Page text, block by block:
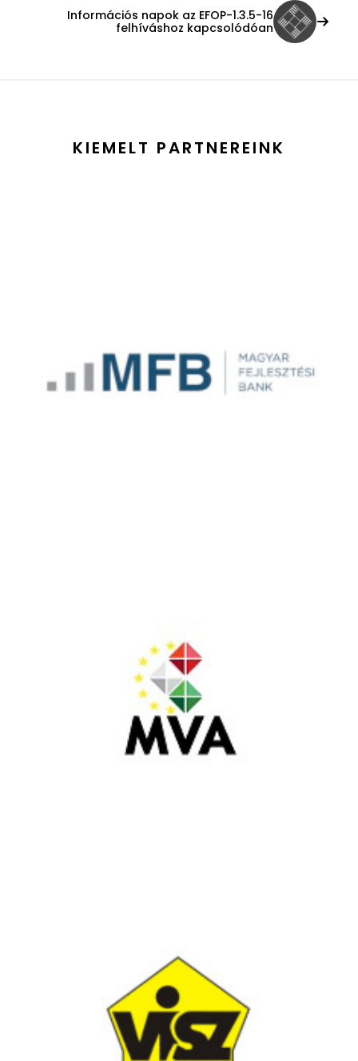
Információs napok az EFOP-1.3.5-16
felhíváshoz kapcsolódóan
KIEMELT PARTNEREINK